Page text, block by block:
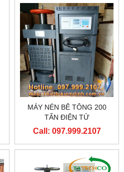
MÁY NÉN BÊ TÔNG 200
TẤN ĐIỆN TỬ
Call: 097.999.2107